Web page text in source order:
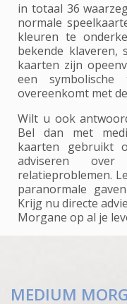
in totaal 36
normale
kleuren te
bekende klaveren,
kaarten zijn
een
overeenkomt met
Wilt u ook
Bel dan met
kaarten gebruikt
adviseren
relatieproblemen.
paranormale
Krijg nu directe
Morgane op al je
MEDIUM